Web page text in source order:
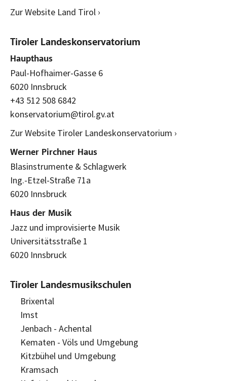
Zur Website Land Tirol ›
Tiroler Landeskonservatorium
Haupthaus
Paul-Hofhaimer-Gasse 6
6020 Innsbruck
+43 512 508 6842
konservatorium@tirol.gv.at
Zur Website Tiroler Landeskonservatorium ›
Werner Pirchner Haus
Blasinstrumente & Schlagwerk
Ing.-Etzel-Straße 71a
6020 Innsbruck
Haus der Musik
Jazz und improvisierte Musik
Universitätsstraße 1
6020 Innsbruck
Tiroler Landesmusikschulen
Brixental
Imst
Jenbach - Achental
Kematen - Völs und Umgebung
Kitzbühel und Umgebung
Kramsach